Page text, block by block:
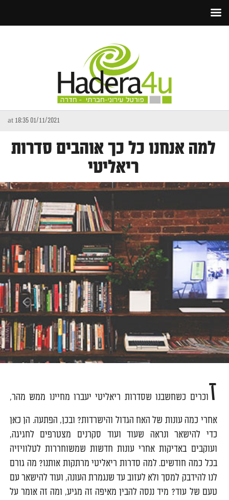
01/11/2021 at 18:35
למה אנחנו כל כך אוהבים סדרות
ריאליטי
זוכרים כשחשבנו שסדרות ריאליטי יעברו מחיינו ממש מהר,
אחרי כמה עונות של האח הגדול והישרדות? ובכן, הפתעה. הן כאן
כדי להישאר ונראה שעוד ועוד סקרנים מצטרפים לחגיגה,
ועוקבים באדיקות אחרי עונות חדשות שמשוחררות לטלוויזיה
בכל כמה חודשים. למה סדרות ריאליטי מרתקות אותנו? מה גורם
לנו להידבק למסך ולא לעזוב עד שנגמרת העונה, ועוד להישאר עם
טעם של עוד? מיד ננסה להבין מאיפה זה מגיע, ומה זה אומר על